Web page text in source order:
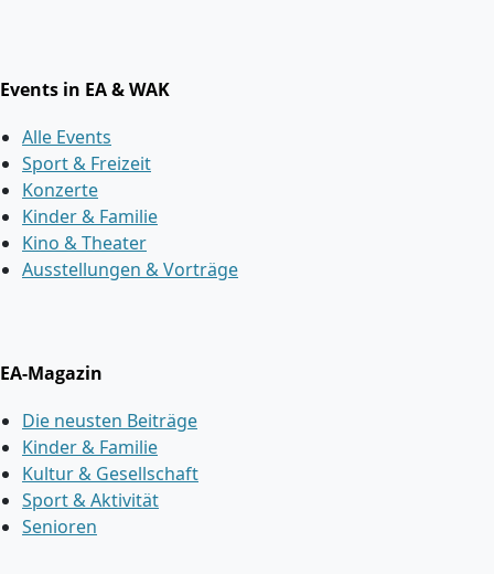
Events in EA & WAK
Alle Events
Sport & Freizeit
Konzerte
Kinder & Familie
Kino & Theater
Ausstellungen & Vorträge
EA-Magazin
Die neusten Beiträge
Kinder & Familie
Kultur & Gesellschaft
Sport & Aktivität
Senioren